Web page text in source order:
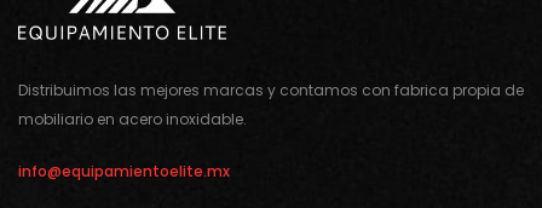
Distribuimos las mejores marcas y contamos con fabrica propia de
mobiliario en acero inoxidable.
info@equipamientoelite.mx